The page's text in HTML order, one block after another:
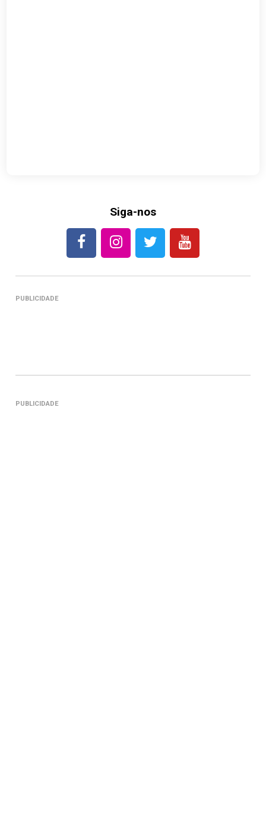
Siga-nos
PUBLICIDADE
PUBLICIDADE